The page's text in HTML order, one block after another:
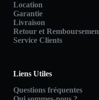
Location
Garantie
Livraison
Retour et
Service Clients
Liens Utiles
Questions fréquentes